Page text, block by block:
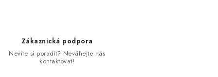
Zákaznická podpora
Nevíte si poradit? Neváhejte nás
kontaktovat!